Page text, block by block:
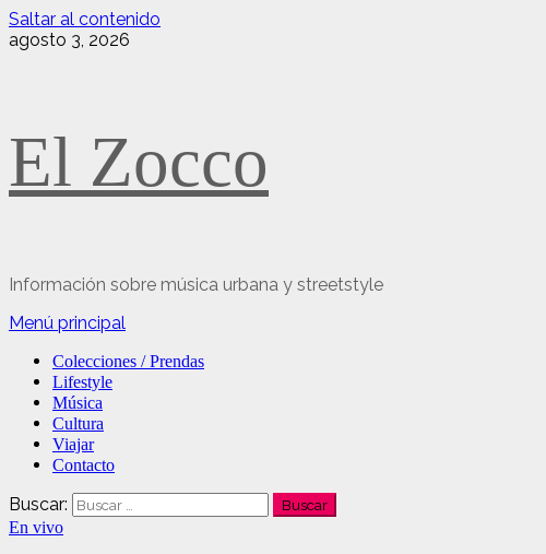
Saltar al contenido
agosto 3, 2026
El Zocco
Información sobre música urbana y streetstyle
Menú principal
Colecciones / Prendas
Lifestyle
Música
Cultura
Viajar
Contacto
Buscar:
En vivo